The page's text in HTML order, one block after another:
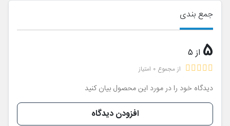
جمع بندی
5 از 5
از مجموع 0 امتیاز
دیدگاه خود را در مورد این محصول بیان کنید
افزودن دیدگاه